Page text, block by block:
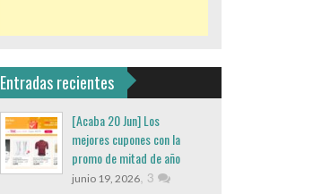
Entradas recientes
[Acaba 20 Jun] Los
mejores cupones con la
promo de mitad de año
junio 19, 2026, 3